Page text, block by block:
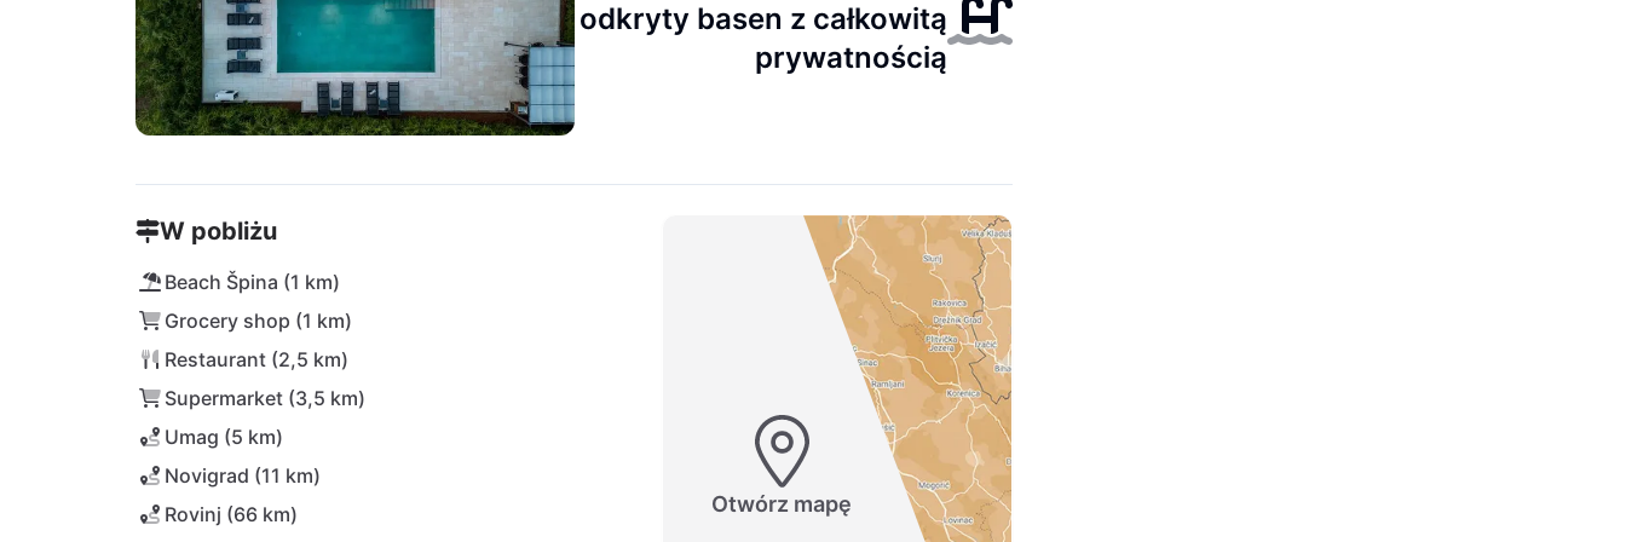
odkryty basen z całkowitą
prywatnością
W pobliżu
Beach Špina (1 km)
Grocery shop (1 km)
Restaurant (2,5 km)
Supermarket (3,5 km)
Umag (5 km)
Novigrad (11 km)
Rovinj (66 km)
Otwórz mapę